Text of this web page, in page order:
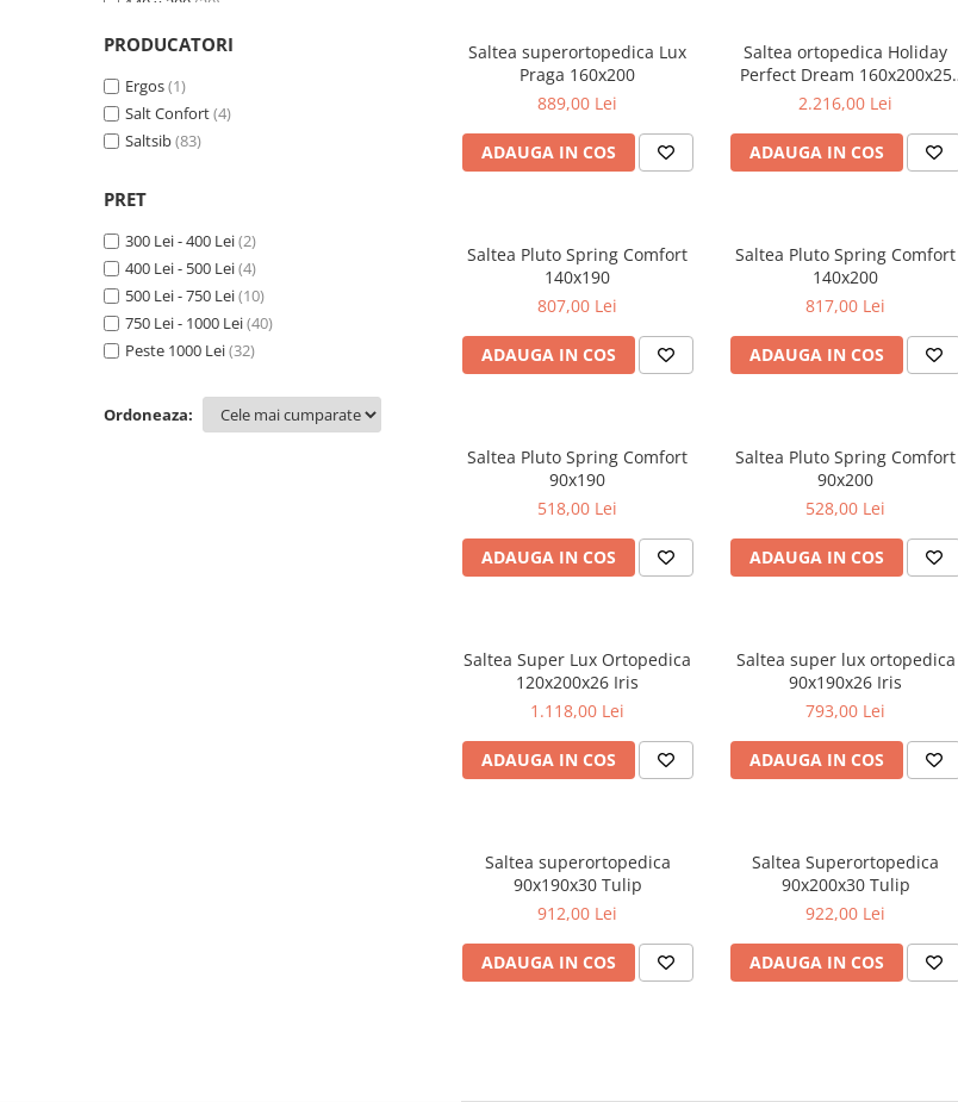
160 x 190(4)
160 x 200
160 x 200 cm(1)
180 x 200(10)
80 x 190
90 x 190(5)
90 x 200 (7)
PRODUCATORI
Ergos(1)
Salt Confort(4)
Saltsib(83)
PRET
300 Lei - 400 Lei(2)
400 Lei - 500 Lei(4)
500 Lei - 750 Lei(10)
750 Lei - 1000 Lei(40)
Peste 1000 Lei(32)
Ordoneaza:
Saltea superortopedica Lux
Praga 160x200
889,00 Lei
ADAUGA IN COS
Saltea ortopedica Holiday
Perfect Dream 160x200x25
cm, arcuri pocket, 7 zone
detasabila, fermitate medie
2.216,00 Lei
ADAUGA IN COS
Saltea Pluto Spring Comfort
140x190
807,00 Lei
ADAUGA IN COS
Saltea Pluto Spring Comfort
140x200
817,00 Lei
ADAUGA IN COS
Saltea Pluto Spring Comfort
90x190
518,00 Lei
ADAUGA IN COS
Saltea Pluto Spring Comfort
90x200
528,00 Lei
ADAUGA IN COS
Saltea Super Lux Ortopedica
120x200x26 Iris
1.118,00 Lei
ADAUGA IN COS
Saltea super lux ortopedica
90x190x26 Iris
793,00 Lei
ADAUGA IN COS
Saltea superortopedica
90x190x30 Tulip
912,00 Lei
ADAUGA IN COS
Saltea Superortopedica
90x200x30 Tulip
922,00 Lei
ADAUGA IN COS